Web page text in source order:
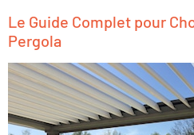
Le Guide Complet pour
Pergola